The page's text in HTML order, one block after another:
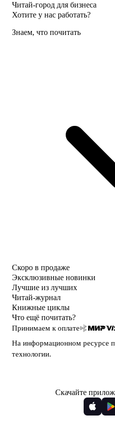
Читай-город для бизнеса
Хотите у нас работать?
Знаем, что почитать
Скоро в продаже
Эксклюзивные новинки
Лучшие из лучших
Читай-журнал
Книжные циклы
Что ещё почитать?
Принимаем к оплате
На информационном ресурсе
технологии.
Скачайте